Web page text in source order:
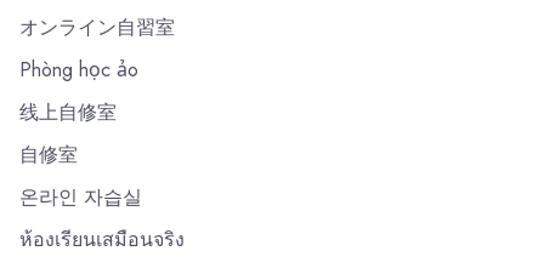
オンライン自習室
Phòng học ảo
线上自修室
自修室
온라인 자습실
ห้องเรียนเสมือนจริง